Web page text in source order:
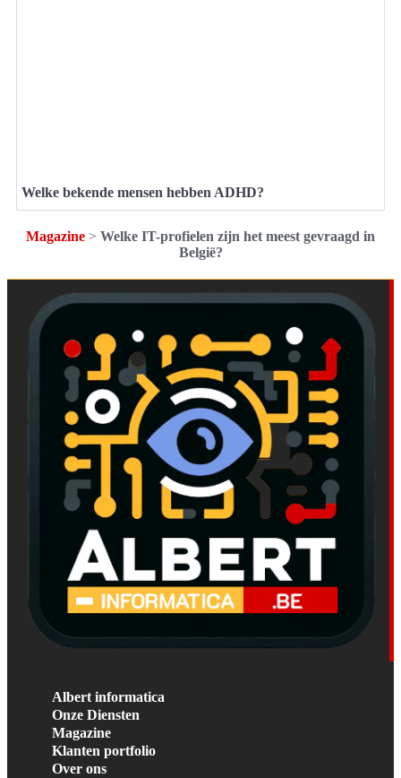
Welke bekende mensen hebben ADHD?
Magazine > Welke IT-profielen zijn het meest gevraagd in
België?
Albert informatica
Onze Diensten
Magazine
Klanten portfolio
Over ons